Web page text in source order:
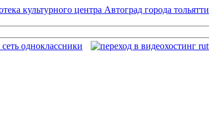
культурного центра Автоград города тольятти